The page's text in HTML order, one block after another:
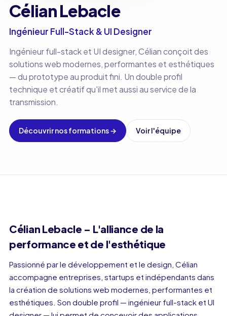
Célian Lebacle
Ingénieur Full-Stack & UI Designer
Ingénieur full-stack et UI designer, Célian conçoit des
solutions web modernes, performantes et esthétiques
— du prototype au produit fini. Un double profil
technique et créatif qu'il met aussi au service de la
transmission.
Découvrir nos formations→ Voir l'équipe
Célian Lebacle – L'alliance de la
performance et de l'esthétique
Passionné par le développement et le design, Célian
accompagne entreprises, startups et indépendants dans
la création de solutions web modernes, performantes et
esthétiques. Son double profil — ingénieur full-stack et UI